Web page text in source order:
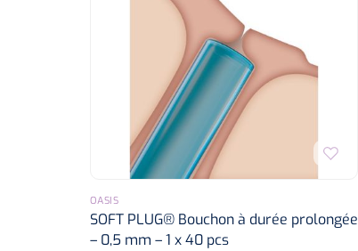
OASIS
SOFT PLUG® Bouchon à durée prolongée
– 0,5 mm – 1 x 40 pcs